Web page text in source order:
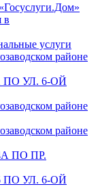
в
услуги
районе
УЛ. 6-ОЙ
районе
районе
ПО ПР.
УЛ. 6-ОЙ